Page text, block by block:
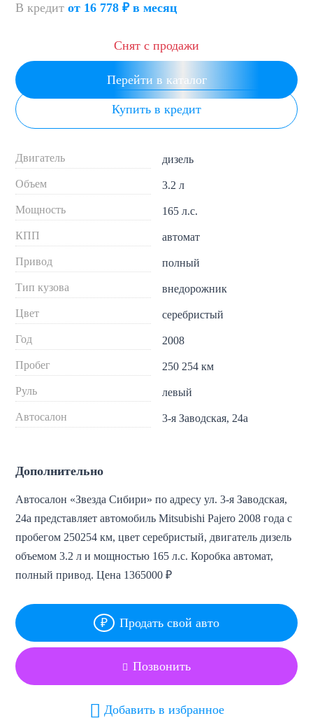
В кредит от 16 778 ₽ в месяц
Снят с продажи
Перейти в каталог
Купить в кредит
Двигатель дизель
Объем 3.2 л
Мощность 165 л.с.
КПП автомат
Привод полный
Тип кузова внедорожник
Цвет серебристый
Год 2008
Пробег 250 254 км
Руль левый
Автосалон 3-я Заводская, 24а
Дополнительно
Автосалон «Звезда Сибири» по адресу ул. 3-я Заводская,
24а представляет автомобиль Mitsubishi Pajero 2008 года с
пробегом 250254 км, цвет серебристый, двигатель дизель
объемом 3.2 л и мощностью 165 л.с. Коробка автомат,
полный привод. Цена 1365000 ₽
Продать свой авто
Позвонить
Добавить в избранное